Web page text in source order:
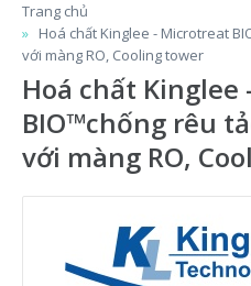
Trang chủ
Hoá chất Kinglee - Microtreat
với màng RO, Cooling tower
Hoá chất
BIO™chống rêu
với màng RO,